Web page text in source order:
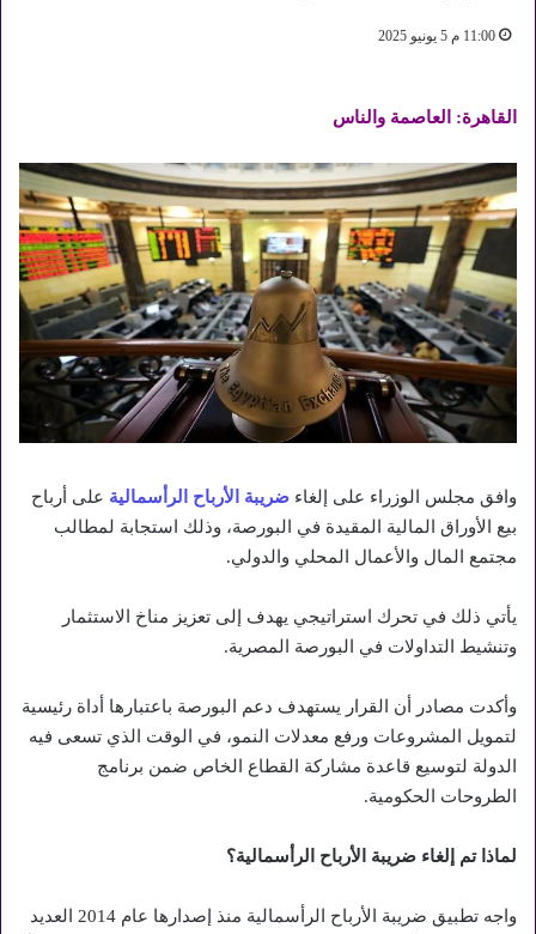
11:00 م 5 يونيو 2025
القاهرة: العاصمة والناس
وافق مجلس الوزراء على إلغاء ضريبة الأرباح الرأسمالية على أرباح
بيع الأوراق المالية المقيدة في البورصة، وذلك استجابة لمطالب
مجتمع المال والأعمال المحلي والدولي.
يأتي ذلك في تحرك استراتيجي يهدف إلى تعزيز مناخ الاستثمار
وتنشيط التداولات في البورصة المصرية.
وأكدت مصادر أن القرار يستهدف دعم البورصة باعتبارها أداة رئيسية
لتمويل المشروعات ورفع معدلات النمو، في الوقت الذي تسعى فيه
الدولة لتوسيع قاعدة مشاركة القطاع الخاص ضمن برنامج
الطروحات الحكومية.
لماذا تم إلغاء ضريبة الأرباح الرأسمالية؟
واجه تطبيق ضريبة الأرباح الرأسمالية منذ إصدارها عام 2014 العديد